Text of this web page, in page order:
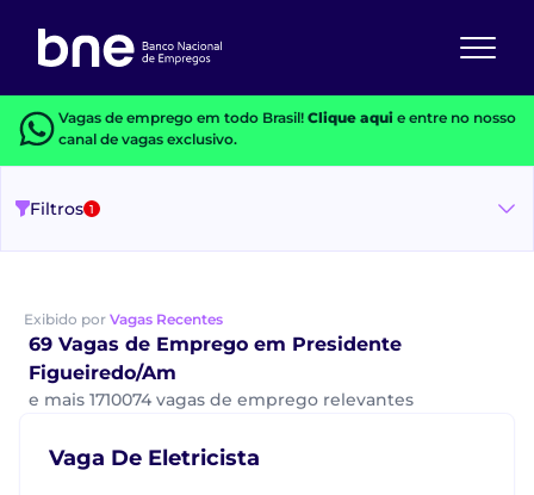
Vagas de emprego em todo Brasil! Clique aquie entre no nosso
canal de vagas exclusivo.
Filtros 1
Exibido por Vagas Recentes
69 Vagas de Emprego em Presidente
Figueiredo/Am
e mais 1710074 vagas de emprego relevantes
Vaga De Eletricista